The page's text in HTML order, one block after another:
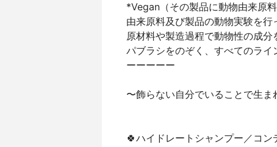
*Vegan（その製品に動物由来原
由来原料及び製品の動物実験を行
原材料や製造過程で動物性の成
パブラシをのぞく、すべてのライ
ーーーーー
〜飾らない自分でいることで生
🍀ハイドレートシャンプー／コ